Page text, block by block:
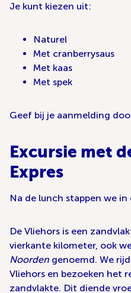
Je kunt kiezen uit:
Naturel
Met cranberrysaus
Met kaas
Met spek
Geef bij je aanmelding
Excursie met
Expres
Na de lunch stappen we in
De Vliehors is een
vierkante kilometer, ook
Noorden genoemd. We
Vliehors en bezoeken het
zandvlakte. Dit diende